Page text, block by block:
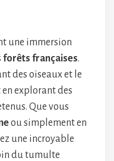
une immersion
forêts françaises.
des oiseaux et le
explorant des
Que vous
ou simplement en
une incroyable
du tumulte